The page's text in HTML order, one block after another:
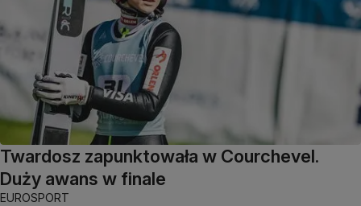
Twardosz zapunktowała w Courchevel.
Duży awans w finale
EUROSPORT